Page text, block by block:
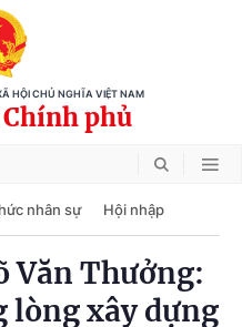
HỘI CHỦ NGHĨA VIỆT NAM
phủ
nhân sự Hội nhập
Văn Thưởng:
lòng xây dựng